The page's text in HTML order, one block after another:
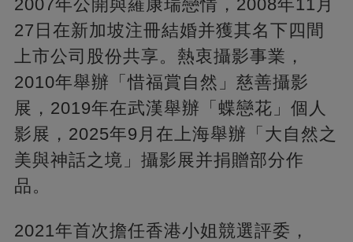
2007年公開與羅康瑞戀情，2008年11月
27日在新加坡注冊結婚并獲其名下四間
上市公司股份共享。熱衷攝影事業，
2010年舉辦「惜福賞自然」慈善攝影
展，2019年在武漢舉辦「蝶戀花」個人
影展，2025年9月在上海舉辦「大自然之
美與神話之境」攝影展并捐贈部分作
品。
2021年首次擔任香港小姐競選評委，